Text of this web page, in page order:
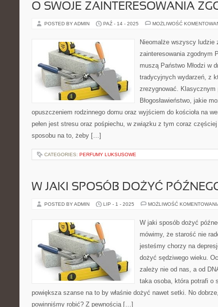
O SWOJE ZAINTERESOWANIA
POSTED BY ADMIN PAŹ - 14 - 2025 MOŻLIWOŚĆ
Nieomalże wszyscy ludzie
zainteresowania zgodnym
muszą Państwo Młodzi w
tradycyjnych wydarzeń, z
zrezygnować. Klasycznym
Błogosławieństwo, jakie
opuszczeniem rodzinnego domu oraz wyjściem do kościoła na
pełen jest stresu oraz pośpiechu, w związku z tym coraz częściej
sposobu na to, żeby […]
CATEGORIES: PERFUMY LUKSUSOWE
W JAKI SPOSÓB DOŻYĆ
POSTED BY ADMIN LIP - 1 - 2025 MOŻLIWOŚĆ
W jaki sposób dożyć
mówimy, że starość nie
jesteśmy chorzy na
dożyć sędziwego wieku.
zależy nie od nas, a od
taka osoba, która potrafi o
powiększa szanse na to by właśnie dożyć nawet setki. No
powinniśmy robić? Z pewnością […]